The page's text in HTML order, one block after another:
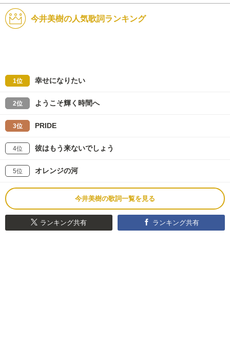
今井美樹の人気歌詞ランキング
1位 幸せになりたい
2位 ようこそ輝く時間へ
3位 PRIDE
4位 彼はもう来ないでしょう
5位 オレンジの河
今井美樹の歌詞一覧を見る
ランキング共有 ランキング共有